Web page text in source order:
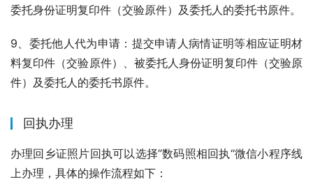
委托身份证明复印件（交验原件）及委托人的委托书原件。
9、委托他人代为申请：提交申请人病情证明等相应证明材
料复印件（交验原件）、被委托人身份证明复印件（交验原
件）及委托人的委托书原件。
回执办理
办理回乡证照片回执可以选择”数码照相回执“微信小程序线
上办理，具体的操作流程如下：